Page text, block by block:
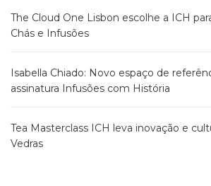
The Cloud One Lisbon escolhe a ICH
Chás e Infusões
Isabella Chiado: Novo espaço de
assinatura Infusões com História
Tea Masterclass ICH leva inovação e
Vedras